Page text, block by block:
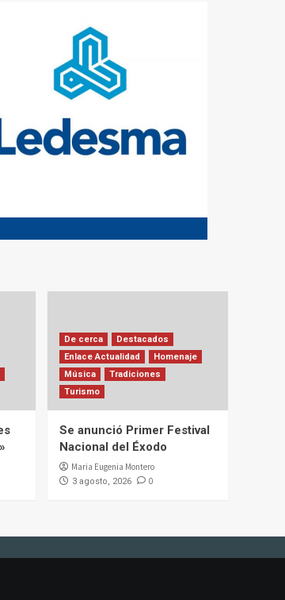
De cerca
Destacados
Enlace Actualidad
Homenaje
Música
Tradiciones
Turismo
Se anunció Primer Festival
Nacional del Éxodo
Maria Eugenia Montero
3 agosto, 2026 0